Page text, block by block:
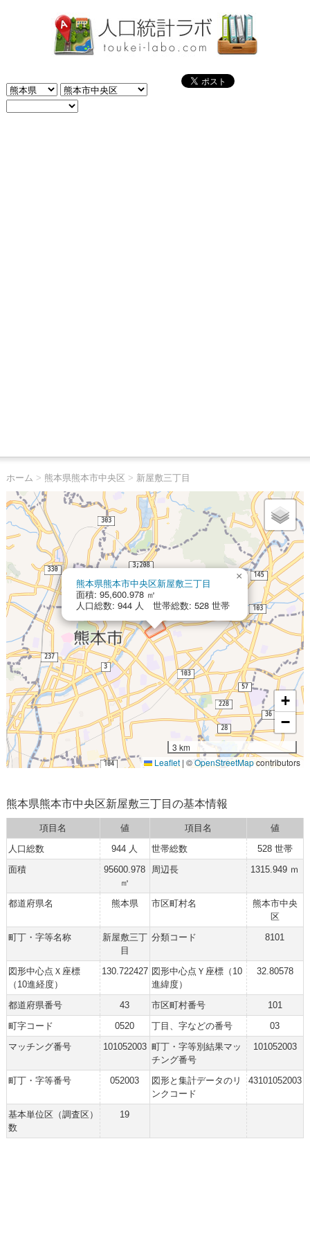
ホーム > 熊本県熊本市中央区 > 新屋敷三丁目
熊本県熊本市中央区新屋敷三丁目
面積: 95,600.978 ㎡
人口総数: 944 人 世帯総数: 528 世帯
×
+
−
3 km
Leaflet | ©OpenStreetMapcontributors
熊本県熊本市中央区新屋敷三丁目の基本情報
項目名 値 項目名
値
人口総数
944 人 世帯総数
528 世帯
面積
95600.978
㎡
周辺長 1315.949 ｍ
都道府県名 熊本県 市区町村名
熊本市中央
区
町丁・字等名称
新屋敷三丁
目
分類コード 8101
図形中心点Ｘ座標
（10進経度）
130.722427 図形中心点Ｙ座標（10
進緯度）
32.80578
都道府県番号 43 市区町村番号
101
町字コード
0520 丁目、字などの番号
03
マッチング番号
101052003 町丁・字等別結果マッ
チング番号
101052003
町丁・字等番号 052003
図形と集計データのリ
ンクコード
43101052003
基本単位区（調査区）
数
19